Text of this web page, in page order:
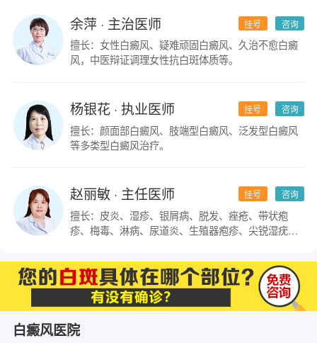
咨询
挂号
余萍· 主治医师
擅长：女性白癜风、疑难顽固白癜风、久治不愈白癜
风，中医辩证调理女性抗白斑体质等。
咨询
挂号
杨银花· 执业医师
擅长：颜面部白癜风、肢端型白癜风、泛发型白癜风
等多类型白癜风治疗。
咨询
挂号
赵丽敏· 主任医师
擅长：皮炎、湿疹、银屑病、脱发、痤疮、带状疱
疹、梅毒、淋病、尿道炎、生殖器疱疹、尖锐湿疣及
白癜风医院